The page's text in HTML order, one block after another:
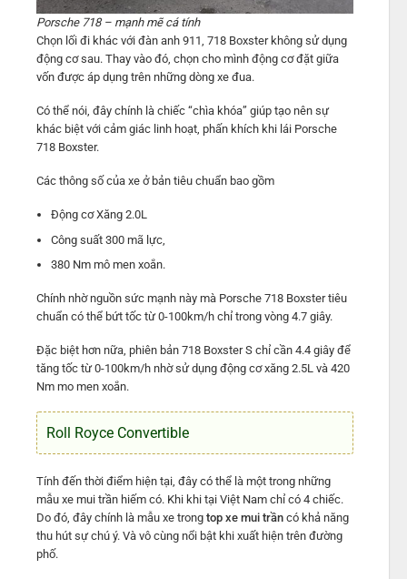
Porsche 718 – mạnh mẽ cá tính
Chọn lối đi khác với đàn anh 911, 718 Boxster không sử dụng
động cơ sau. Thay vào đó, chọn cho mình động cơ đặt giữa
vốn được áp dụng trên những dòng xe đua.
Có thể nói, đây chính là chiếc “chìa khóa” giúp tạo nên sự
khác biệt với cảm giác linh hoạt, phấn khích khi lái Porsche
718 Boxster.
Các thông số của xe ở bản tiêu chuẩn bao gồm
Động cơ Xăng 2.0L
Công suất 300 mã lực,
380 Nm mô men xoắn.
Chính nhờ nguồn sức mạnh này mà Porsche 718 Boxster tiêu
chuẩn có thể bứt tốc từ 0-100km/h chỉ trong vòng 4.7 giây.
Đặc biệt hơn nữa, phiên bản 718 Boxster S chỉ cần 4.4 giây để
tăng tốc từ 0-100km/h nhờ sử dụng động cơ xăng 2.5L và 420
Nm mo men xoắn.
Roll Royce Convertible
Tính đến thời điểm hiện tại, đây có thể là một trong những
mẫu xe mui trần hiếm có. Khi khi tại Việt Nam chỉ có 4 chiếc.
Do đó, đây chính là mẫu xe trong top xe mui trầncó khả năng
thu hút sự chú ý. Và vô cùng nổi bật khi xuất hiện trên đường
phố.